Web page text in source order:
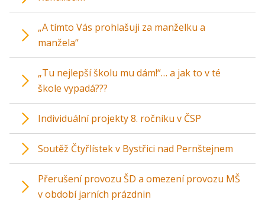
„A tímto Vás prohlašuji za manželku a
manžela“
„Tu nejlepší školu mu dám!“… a jak to v té
škole vypadá???
Individuální projekty 8. ročníku v ČSP
Soutěž Čtyřlístek v Bystřici nad Pernštejnem
Přerušení provozu ŠD a omezení provozu MŠ
v období jarních prázdnin